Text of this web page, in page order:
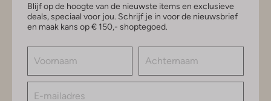
Blijf op de hoogte van de nieuwste items en exclusieve
deals, speciaal voor jou. Schrijf je in voor de nieuwsbrief
en maak kans op € 150,- shoptegoed.